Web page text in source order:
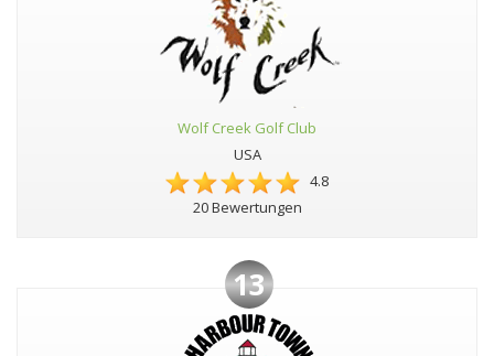
Wolf Creek Golf Club
USA
4.8
20 Bewertungen
13